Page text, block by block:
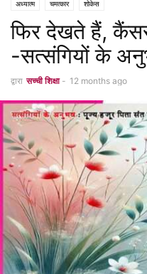
अध्यात्म चमत्कार शोकेस
फिर देखते हैं,
-सत्संगियों के
द्वारा सच्ची शिक्षा - 12 months ago